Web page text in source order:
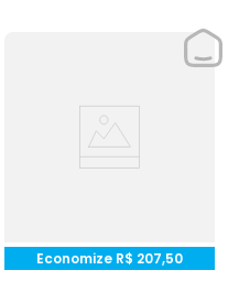
Economize R$ 207,50